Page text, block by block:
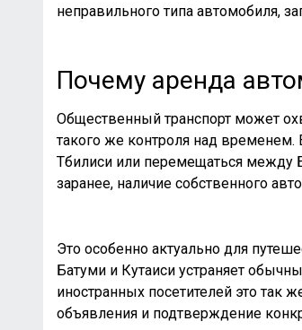
неправильного типа автомобиля,
Почему аренда
Общественный транспорт может
такого же контроля над временем.
Тбилиси или перемещаться между
заранее, наличие собственного
Это особенно актуально для
Батуми и Кутаиси устраняет
иностранных посетителей это так
объявления и подтверждение